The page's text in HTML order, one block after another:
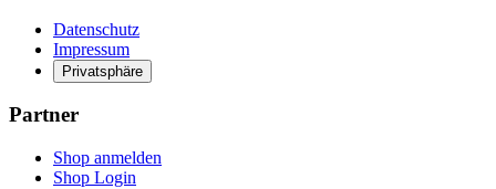
Datenschutz
Impressum
Privatsphäre
Partner
Shop anmelden
Shop Login